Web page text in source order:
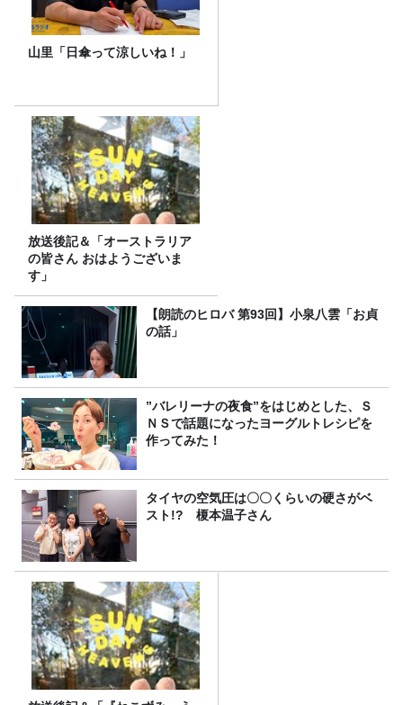
山里「日傘って涼しいね！」
放送後記＆「オーストラリア
の皆さん おはようございま
す」
【朗読のヒロバ 第93回】小泉八雲「お貞
の話」
”バレリーナの夜食”をはじめとした、Ｓ
ＮＳで話題になったヨーグルトレシピを
作ってみた！
タイヤの空気圧は〇〇くらいの硬さがベ
スト!? 榎本温子さん